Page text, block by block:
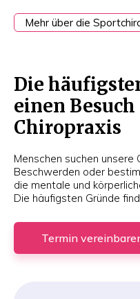
Mehr über die
Die
einen
Chiropraxis
Menschen suchen unsere
Beschwerden oder
die mentale und
Die häufigsten Gründe
Termin